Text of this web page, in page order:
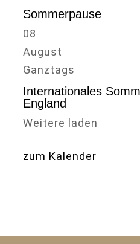
Sommerpause
08
August
Ganztags
Internationales
England
Weitere laden
zum Kalender